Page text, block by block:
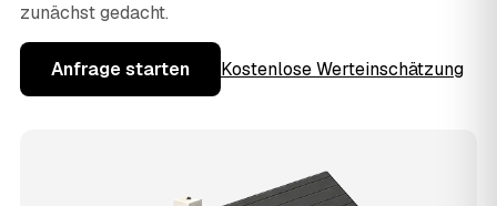
zunächst gedacht.
Anfrage starten Kostenlose Werteinschätzung